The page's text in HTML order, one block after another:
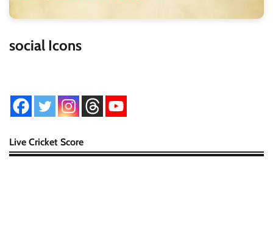
social Icons
Live Cricket Score